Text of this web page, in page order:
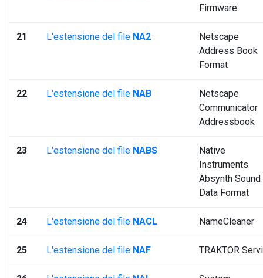
Firmware
21 L'estensione del file NA2
Netscape
Address Book
Format
22 L'estensione del file NAB
Netscape
Communicator
Addressbook
23 L'estensione del file NABS
Native
Instruments
Absynth Sound
Data Format
24 L'estensione del file NACL NameCleaner
25 L'estensione del file NAF TRAKTOR